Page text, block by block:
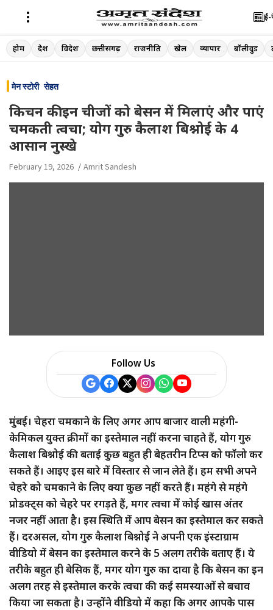
Skip
to
ई-
होम देश विदेश छत्तीसगढ़ राजनीति खेल व्यापार बॉलीवुड
मेन स्टोरी सेहत
किचन की इन चीजों को बेसन में मिलाएं और पाएं
चमकती त्वचा; योग गुरु कैलाश बिश्नोई के 4
आसान नुस्खे
February 19, 2026 Amrit Sandesh
Follow Us
मुंबई। चेहरा चमकाने के लिए अगर आप बाजार वाली महंगी-
केमिकल युक्त क्रीमों का इस्तेमाल नहीं करना चाहते हैं, योग गुरु
कैलाश बिश्नोई की बताई कुछ बहुत ही बेहतरीन टिप्स को फॉलो कर
सकते हैं। आइए इस बारे में विस्तार से जान लेते हैं। हम सभी अपने
चेहरे को चमकाने के लिए क्या कुछ नहीं करते हैं। महंगे से महंगे
प्रोडक्ट्स को चेहरे पर रगड़ते हैं, मगर त्वचा में कोई खास अंतर
नजर नहीं आता है। इस स्थिति में आप बेसन का इस्तेमाल कर सकते
हैं। दरअसल, योग गुरु कैलाश बिश्नोई ने अपनी एक इंस्टाग्राम
वीडियो में बेसन का इस्तेमाल करने के 5 अलग तरीके बताए हैं। ये
तरीके बहुत ही बेसिक हैं, मगर योग गुरु का दावा है कि बेसन का इन
अलग तरह से इस्तेमाल करके त्वचा की कई समस्याओं से बचाव
किया जा सकता है। उन्होंने वीडियो में कहा कि अगर आपके पास